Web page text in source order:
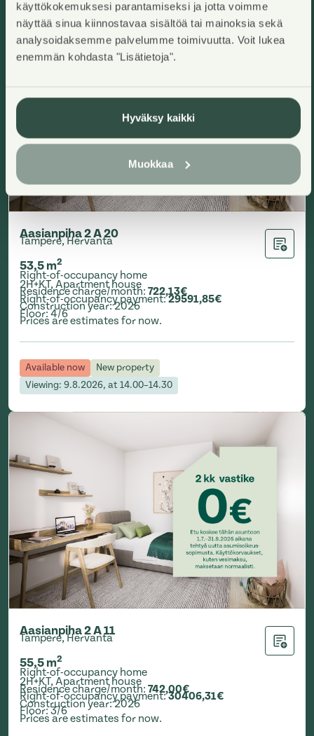
käyttökokemuksesi parantamiseksi ja jotta voimme
näyttää sinua kiinnostavaa sisältöä tai mainoksia sekä
analysoidaksemme palvelumme toimivuutta. Voit lukea
enemmän kohdasta "Lisätietoja".
Hyväksy kaikki
Muokkaa
Aasianpiha 2 A 20
Tampere, Hervanta
Add to
53,5m2
Right-of-occupancy home
2H+KT,Apartment house
Residence charge/month: 722,13€
Right-of-occupancy payment:29591,85€
Construction year:2026
Floor:4/6
Prices are estimates for now.
Available now
New property
Viewing: 9.8.2026, at 14.00–14.30
Aasianpiha 2 A 11
Tampere, Hervanta
Add to
55,5m2
Right-of-occupancy home
2H+KT,Apartment house
Residence charge/month: 742,00€
Right-of-occupancy payment:30406,31€
Construction year:2026
Floor:3/6
Prices are estimates for now.